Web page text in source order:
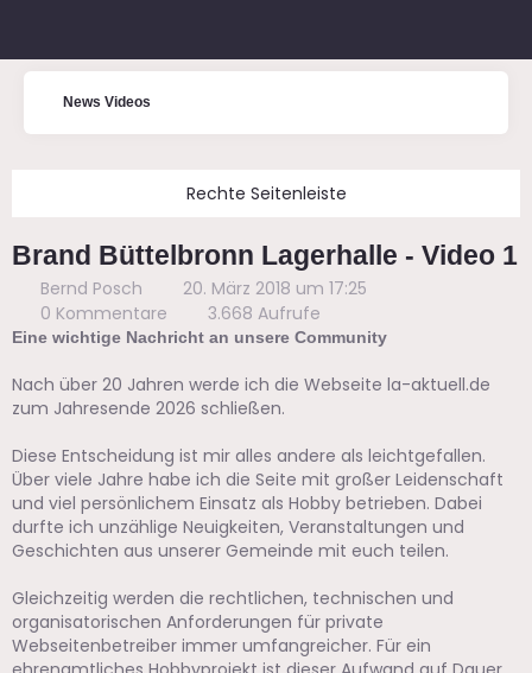
News Videos
Brand Büttelbronn Lagerhalle - Video 1
Bernd Posch
20. März 2018 um 17:25
0 Kommentare
3.668 Aufrufe
Eine wichtige Nachricht an unsere Community
Nach über 20 Jahren werde ich die Webseite la-aktuell.de
zum Jahresende 2026 schließen.
Diese Entscheidung ist mir alles andere als leichtgefallen.
Über viele Jahre habe ich die Seite mit großer Leidenschaft
und viel persönlichem Einsatz als Hobby betrieben. Dabei
durfte ich unzählige Neuigkeiten, Veranstaltungen und
Geschichten aus unserer Gemeinde mit euch teilen.
Gleichzeitig werden die rechtlichen, technischen und
organisatorischen Anforderungen für private
Webseitenbetreiber immer umfangreicher. Für ein